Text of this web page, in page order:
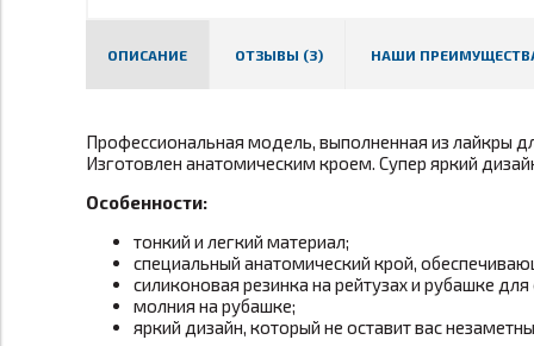
ОПИСАНИЕ ОТЗЫВЫ (3) НАШИ
Профессиональная модель, выполненная из лайкры
Изготовлен анатомическим кроем. Супер яркий
Особенности:
тонкий и легкий материал;
специальный анатомический крой,
силиконовая резинка на рейтузах и рубашке
молния на рубашке;
яркий дизайн, который не оставит вас